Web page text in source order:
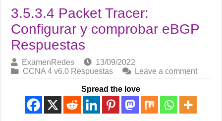
3.5.3.4 Packet Tracer:
Configurar y comprobar eBGP
Respuestas
ExamenRedes
13/09/2022
CCNA 4 v6.0 Respuestas
Leave a comment
Spread the love